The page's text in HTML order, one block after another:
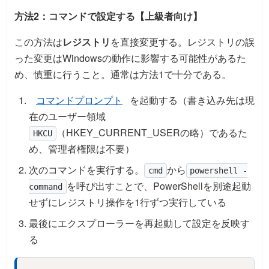
方法2：コマンドで設定する【上級者向け】
この方法はレジストリ を直接変更する。レジストリの誤
った変更はWindowsの動作に影響する可能性があるた
め、慎重に行うこと。通常は方法1で十分である。
コマンドプロンプト
を起動する（書き込み先は現
在のユーザー領域
HKCU
（HKEY_CURRENT_USERの略）であるた
め、管理者権限は不要）
次のコマンドを実行する。
cmd から powershell -
command
を呼び出すことで、PowerShellを別途起動
せずにレジストリ操作を1行ずつ実行している
最後にエクスプローラーを再起動して設定を反映す
る